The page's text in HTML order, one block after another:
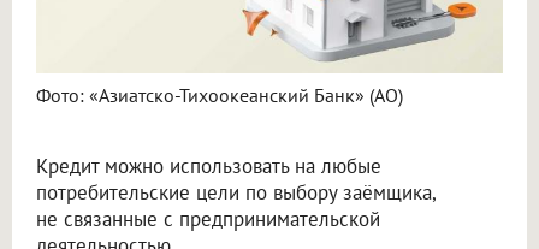
Фото: «Азиатско-Тихоокеанский Банк» (АО)
Кредит можно использовать на любые
потребительские цели по выбору заёмщика,
не связанные с предпринимательской